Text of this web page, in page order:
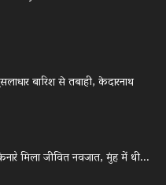
बारिश से तबाही, केदारनाथ
मिला जीवित नवजात, मुंह में थी...